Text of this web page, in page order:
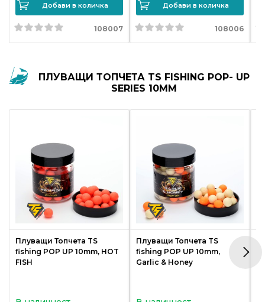
Добави в количка
108007
Добави в количка
108006
ПЛУВАЩИ ТОПЧЕТА TS FISHING POP- UP
SERIES 10MM
Плуващи Топчета TS
fishing POP UP 10mm, HOT
FISH
Плуващи Топчета TS
fishing POP UP 10mm,
Garlic & Honey